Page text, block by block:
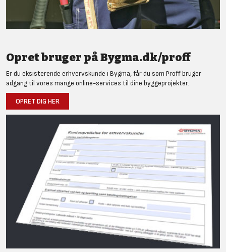
Opret bruger på Bygma.dk/proff
Er du eksisterende erhvervskunde i Bygma, får du som Proff bruger
adgang til vores mange online-services til dine byggeprojekter.
OPRET DIG HER